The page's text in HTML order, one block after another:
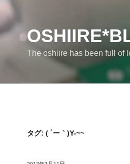
The oshiire has been full of
タグ: ( ´ー｀)Y-~~